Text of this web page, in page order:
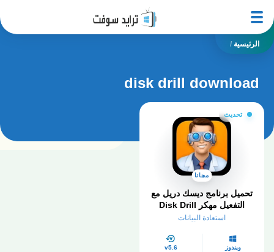
الرئيسية /
disk drill download
تحديث
مجانا
تحميل برنامج ديسك دريل مع
التفعيل مهكر Disk Drill
Data Recovery كامل 2026
استعادة البيانات
ويندوز v5.6